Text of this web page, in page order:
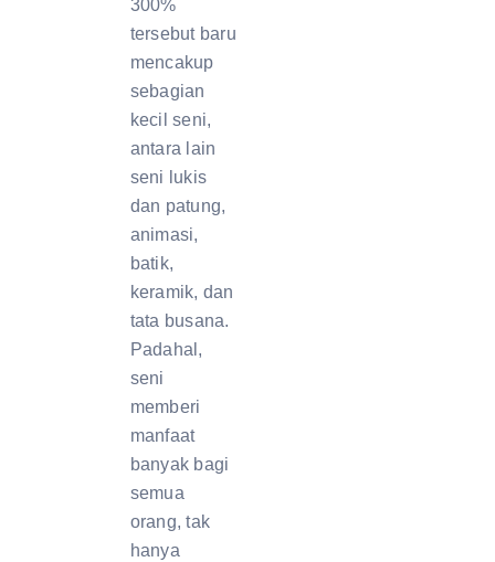
300%
tersebut baru
mencakup
sebagian
kecil seni,
antara lain
seni lukis
dan patung,
animasi,
batik,
keramik, dan
tata busana.
Padahal,
seni
memberi
manfaat
banyak bagi
semua
orang, tak
hanya